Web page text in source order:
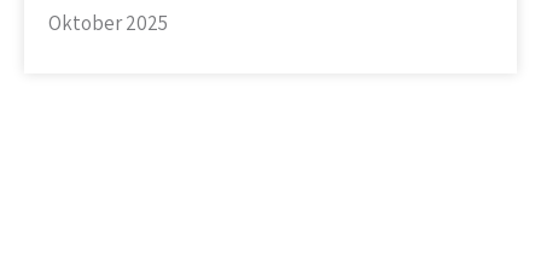
Oktober 2025